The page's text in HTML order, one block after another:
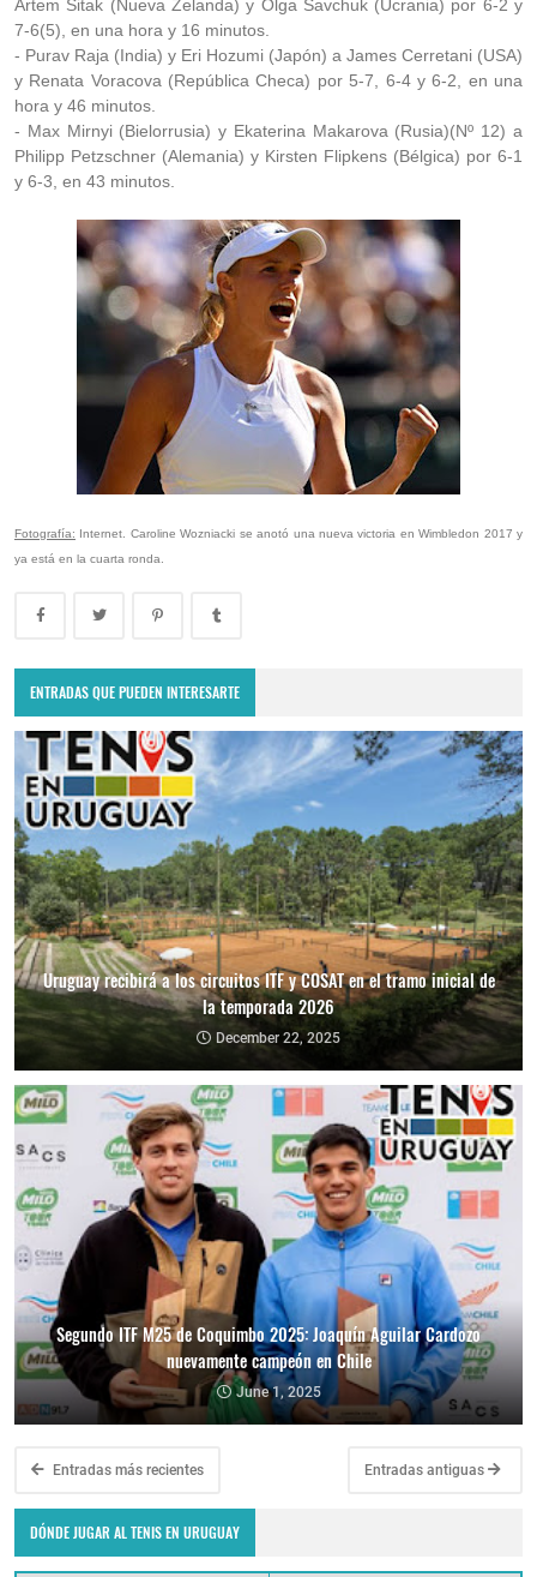
Artem Sitak (Nueva Zelanda) y Olga Savchuk (Ucrania) por 6-2 y
7-6(5), en una hora y 16 minutos.
- Purav Raja (India) y Eri Hozumi (Japón) a James Cerretani (USA)
y Renata Voracova (República Checa) por 5-7, 6-4 y 6-2, en una
hora y 46 minutos.
- Max Mirnyi (Bielorrusia) y Ekaterina Makarova (Rusia)(Nº 12) a
Philipp Petzschner (Alemania) y Kirsten Flipkens (Bélgica) por 6-1
y 6-3, en 43 minutos.
Fotografía: Internet. Caroline Wozniacki se anotó una nueva victoria en Wimbledon 2017 y
ya está en la cuarta ronda.
ENTRADAS QUE PUEDEN INTERESARTE
Uruguay recibirá a los circuitos ITF y COSAT en el tramo inicial de
la temporada 2026
December 22, 2025
Segundo ITF M25 de Coquimbo 2025: Joaquín Aguilar Cardozo
nuevamente campeón en Chile
June 1, 2025
Entradas más recientes Entradas antiguas
DÓNDE JUGAR AL TENIS EN URUGUAY